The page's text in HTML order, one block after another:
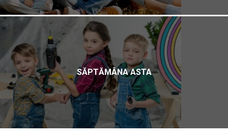
SĂPTĂMÂNA ASTA